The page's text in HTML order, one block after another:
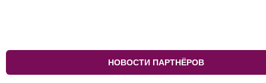
НОВОСТИ ПАРТНЁРОВ